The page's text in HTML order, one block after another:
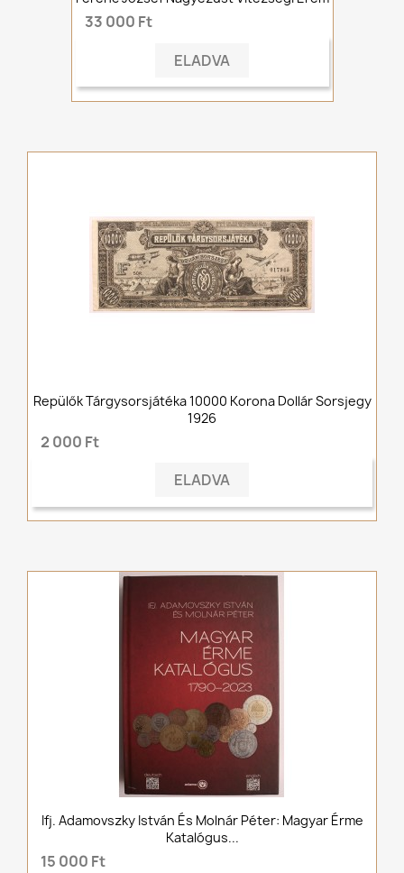
33 000 Ft
ELADVA
Repülők Tárgysorsjátéka 10000 Korona Dollár Sorsjegy
1926
2 000 Ft
ELADVA
Ifj. Adamovszky István És Molnár Péter: Magyar Érme
Katalógus...
15 000 Ft